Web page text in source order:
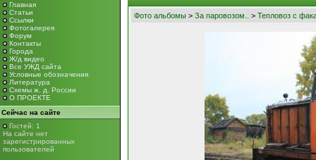
Главная
Статьи
Ссылки
Фотогалерея
Форум
Контакты
Города
Ж/д видео
Все УЖД сайта
Условные обозначения
Литература
Схемы ж. д. России
О ПРОЕКТЕ
Сейчас на сайте
Гостей: 1
На сайте нет
зарегистрированных
пользователей
Фото альбомы > За паровозом.. > Тепловоз с